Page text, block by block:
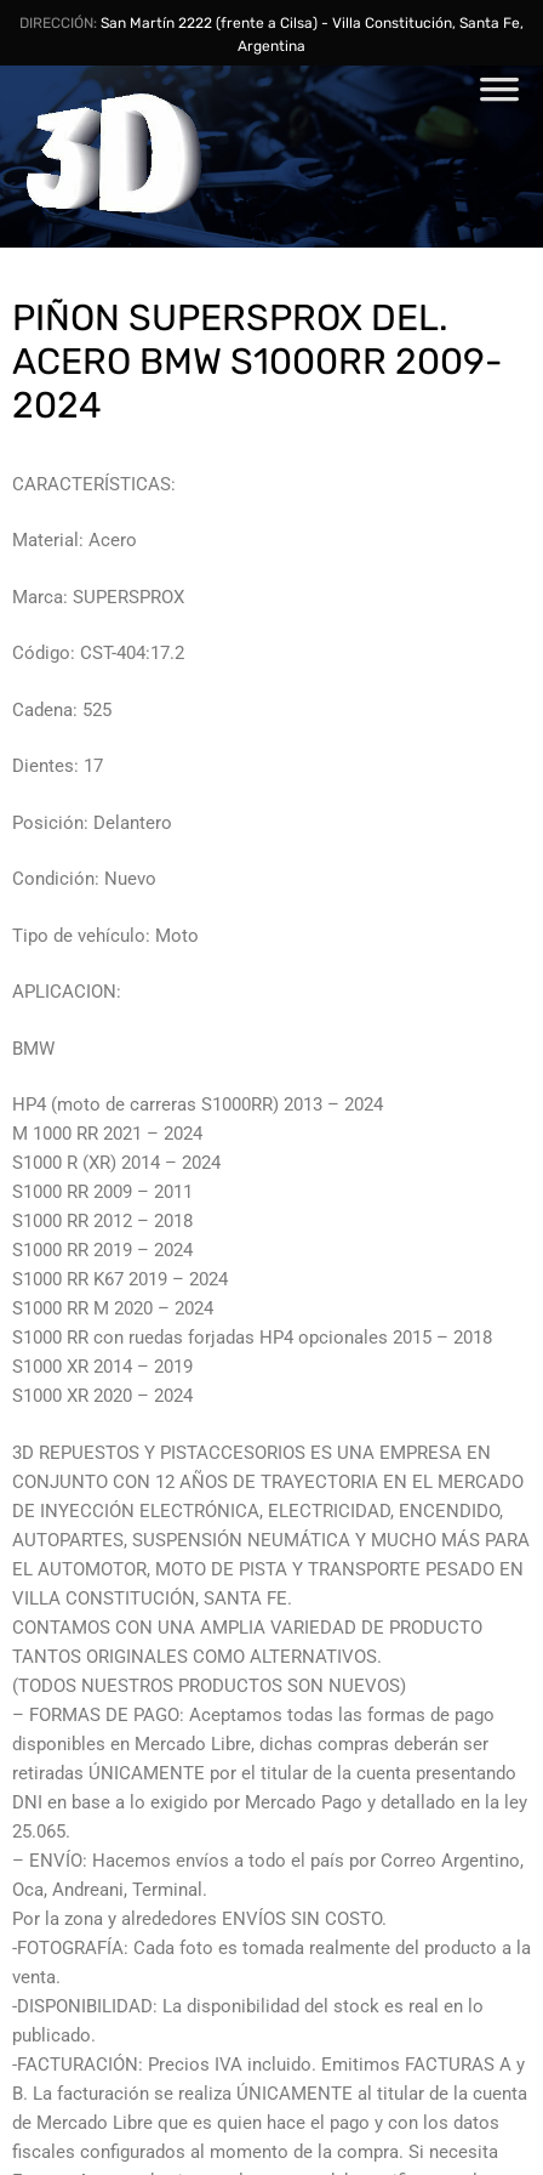
DIRECCIÓN: San Martín 2222 (frente a Cilsa) - Villa Constitución, Santa Fe,
Argentina
PIÑON SUPERSPROX DEL.
ACERO BMW S1000RR 2009-
2024
CARACTERÍSTICAS:
Material: Acero
Marca: SUPERSPROX
Código: CST-404:17.2
Cadena: 525
Dientes: 17
Posición: Delantero
Condición: Nuevo
Tipo de vehículo: Moto
APLICACION:
BMW
HP4 (moto de carreras S1000RR) 2013 – 2024
M 1000 RR 2021 – 2024
S1000 R (XR) 2014 – 2024
S1000 RR 2009 – 2011
S1000 RR 2012 – 2018
S1000 RR 2019 – 2024
S1000 RR K67 2019 – 2024
S1000 RR M 2020 – 2024
S1000 RR con ruedas forjadas HP4 opcionales 2015 – 2018
S1000 XR 2014 – 2019
S1000 XR 2020 – 2024
3D REPUESTOS Y PISTACCESORIOS ES UNA EMPRESA EN
CONJUNTO CON 12 AÑOS DE TRAYECTORIA EN EL MERCADO
DE INYECCIÓN ELECTRÓNICA, ELECTRICIDAD, ENCENDIDO,
AUTOPARTES, SUSPENSIÓN NEUMÁTICA Y MUCHO MÁS PARA
EL AUTOMOTOR, MOTO DE PISTA Y TRANSPORTE PESADO EN
VILLA CONSTITUCIÓN, SANTA FE.
CONTAMOS CON UNA AMPLIA VARIEDAD DE PRODUCTO
TANTOS ORIGINALES COMO ALTERNATIVOS.
(TODOS NUESTROS PRODUCTOS SON NUEVOS)
– FORMAS DE PAGO: Aceptamos todas las formas de pago
disponibles en Mercado Libre, dichas compras deberán ser
retiradas ÚNICAMENTE por el titular de la cuenta presentando
DNI en base a lo exigido por Mercado Pago y detallado en la ley
25.065.
– ENVÍO: Hacemos envíos a todo el país por Correo Argentino,
Oca, Andreani, Terminal.
Por la zona y alrededores ENVÍOS SIN COSTO.
-FOTOGRAFÍA: Cada foto es tomada realmente del producto a la
venta.
-DISPONIBILIDAD: La disponibilidad del stock es real en lo
publicado.
-FACTURACIÓN: Precios IVA incluido. Emitimos FACTURAS A y
B. La facturación se realiza ÚNICAMENTE al titular de la cuenta
de Mercado Libre que es quien hace el pago y con los datos
fiscales configurados al momento de la compra. Si necesita